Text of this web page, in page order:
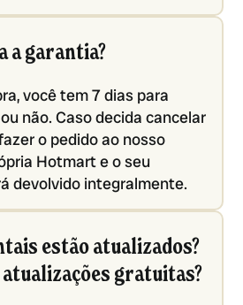
a garantia?
você tem 7 dias para
não. Caso decida cancelar
o pedido ao nosso
Hotmart e o seu
devolvido integralmente.
estão atualizados?
gratuitas?